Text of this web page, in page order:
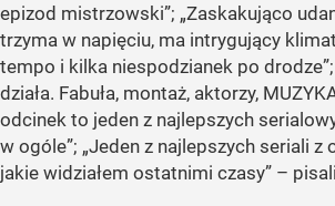
epizod mistrzowski”; „Zaskakująco
trzyma w napięciu, ma intrygujący
tempo i kilka niespodzianek po
działa. Fabuła, montaż, aktorzy,
odcinek to jeden z najlepszych
w ogóle”; „Jeden z najlepszych seriali z
jakie widziałem ostatnimi czasy” –